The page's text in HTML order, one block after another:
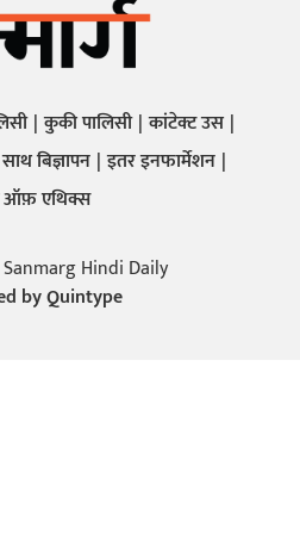
कुकी पालिसी कांटेक्ट उस
बिज्ञापन इतर इनफार्मेशन
ऑफ़ एथिक्स
Hindi Daily
byQuintype